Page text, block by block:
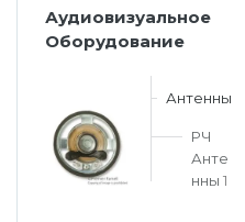
Аудиовизуальное
Оборудование
Антенны
РЧ
Анте
нны 1